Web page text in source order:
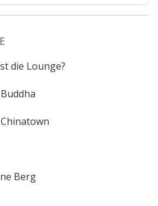
die Lounge?
Berg